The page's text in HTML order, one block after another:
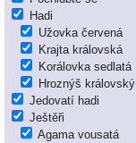
Hadi
Užovka červená
Krajta královská
Korálovka sedlatá
Hroznýš královský
Jedovatí hadi
Ještěři
Agama vousatá